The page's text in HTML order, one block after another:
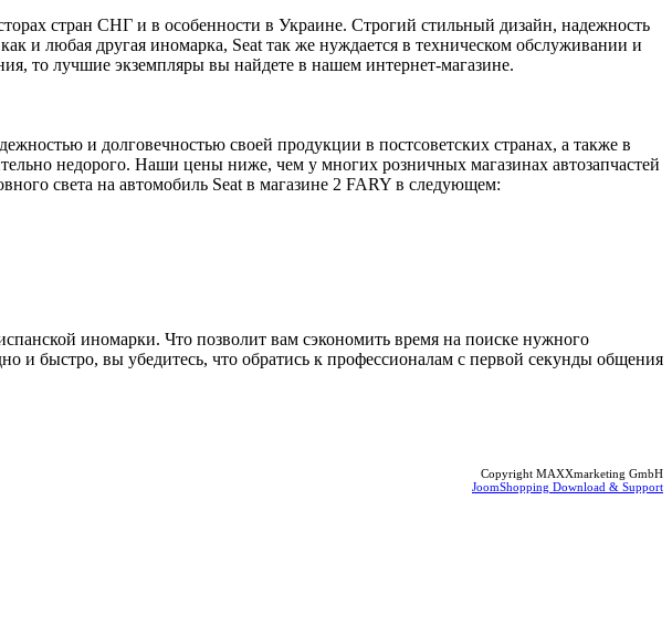
стран СНГ и в особенности в Украине. Строгий стильный дизайн, надежность
и любая другая иномарка, Seat так же нуждается в техническом обслуживании и
то лучшие экземпляры вы найдете в нашем интернет-магазине.
и долговечностью своей продукции в постсоветских странах, а также в
недорого. Наши цены ниже, чем у многих розничных магазинах автозапчастей
света на автомобиль Seat в магазине 2 FARY в следующем:
иномарки. Что позволит вам сэкономить время на поиске нужного
и быстро, вы убедитесь, что обратись к профессионалам с первой секунды общения
Copyright MAXXmarketing GmbH
JoomShopping Download & Support